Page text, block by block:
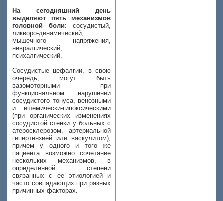
На сегодняшний день
выделяют пять механизмов
головной боли: сосудистый,
ликворо-динамический,
мышечного напряжения,
невралгический,
психалгический.
Сосудистые цефалгии, в свою
очередь, могут быть
вазомоторными при
функциональном нарушении
сосудистого тонуса, венозными
и ишемически-гипоксическими
(при органических изменениях
сосудистой стенки у больных с
атеросклерозом, артериальной
гипертензией или васкулитом),
причем у одного и того же
пациента возможно сочетание
нескольких механизмов, в
определенной степени
связанных с ее этиологией и
часто совпадающих при разных
причинных факторах.